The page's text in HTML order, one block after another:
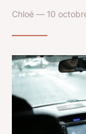
Chloé — 10